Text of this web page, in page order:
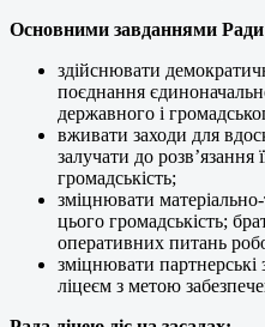
Основними завданнями Ради
здійснювати
поєднання
державного і
вживати заходи для
залучати до розв’язання
громадськість;
зміцнювати
цього громадськість;
оперативних питань
зміцнювати партнерські
ліцеєм з метою